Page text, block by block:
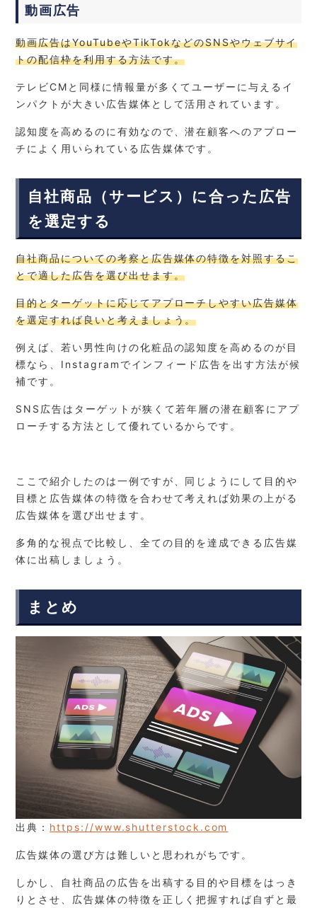
動画広告
動画広告はYouTubeやTikTokなどのSNSやウェブサイ
トの配信枠を利用する方法です。
テレビCMと同様に情報量が多くてユーザーに与えるイ
ンパクトが大きい広告媒体として活用されています。
認知度を高めるのに有効なので、潜在顧客へのアプロー
チによく用いられている広告媒体です。
自社商品（サービス）に合った広告
を選定する
自社商品についての考察と広告媒体の特徴を対照するこ
とで適した広告を選び出せます。
目的とターゲットに応じてアプローチしやすい広告媒体
を選定すれば良いと考えましょう。
例えば、若い男性向けの化粧品の認知度を高めるのが目
標なら、Instagramでインフィード広告を出す方法が候
補です。
SNS広告はターゲットが狭くて若年層の潜在顧客にアプ
ローチする方法として優れているからです。
ここで紹介したのは一例ですが、同じようにして目的や
目標と広告媒体の特徴を合わせて考えれば効果の上がる
広告媒体を選び出せます。
多角的な視点で比較し、全ての目的を達成できる広告媒
体に出稿しましょう。
まとめ
出典： https://www.shutterstock.com
広告媒体の選び方は難しいと思われがちです。
しかし、自社商品の広告を出稿する目的や目標をはっき
りとさせ、広告媒体の特徴を正しく把握すれば自ずと最